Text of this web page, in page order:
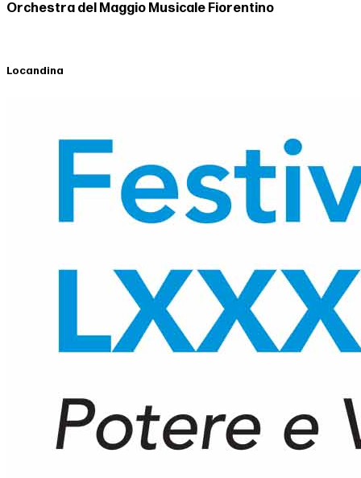
Orchestra del Maggio Musicale Fiorentino
Locandina